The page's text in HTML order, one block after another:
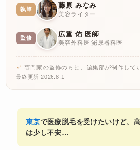
執筆 藤原 みなみ
美容ライター
監修 広重 佑 医師
美容外科医 泌尿器科医
専門家の監修のもと、編集部が制作して
最終更新 2026.8.1
東京で医療脱毛を受けたいけど、
は少し不安…